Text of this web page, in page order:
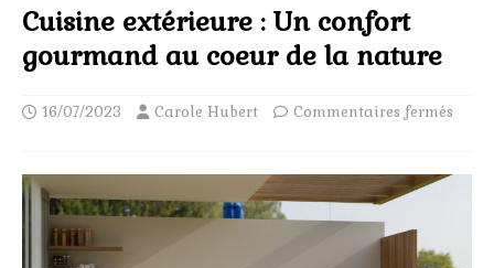
Cuisine extérieure : Un confort
gourmand au coeur de la nature
16/07/2023 Carole Hubert Commentaires fermés